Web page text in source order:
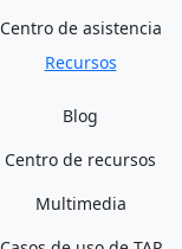
Centro de asistencia
Recursos
Blog
Centro de recursos
Multimedia